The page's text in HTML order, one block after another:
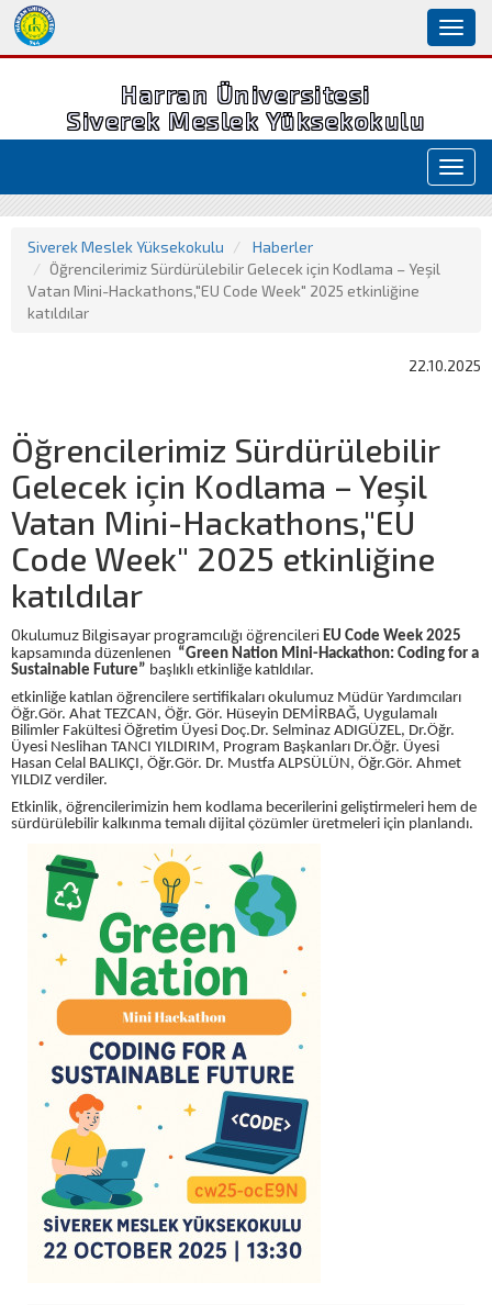
Harran Üniversitesi
Siverek Meslek Yüksekokulu
Siverek Meslek Yüksekokulu
Haberler
Öğrencilerimiz Sürdürülebilir Gelecek için Kodlama – Yeşil
Vatan Mini-Hackathons,"EU Code Week" 2025 etkinliğine
katıldılar
22.10.2025
Öğrencilerimiz Sürdürülebilir
Gelecek için Kodlama – Yeşil
Vatan Mini-Hackathons,"EU
Code Week" 2025 etkinliğine
katıldılar
Okulumuz Bilgisayar programcılığı öğrencileri EU Code Week 2025
kapsamında düzenlenen “Green Nation Mini-Hackathon: Coding for a
Sustainable Future” başlıklı etkinliğe katıldılar.
etkinliğe katılan öğrencilere sertifikaları okulumuz Müdür Yardımcıları
Öğr.Gör. Ahat TEZCAN, Öğr. Gör. Hüseyin DEMİRBAĞ, Uygulamalı
Bilimler Fakültesi Öğretim Üyesi Doç.Dr. Selminaz ADIGÜZEL, Dr.Öğr.
Üyesi Neslihan TANCI YILDIRIM, Program Başkanları Dr.Öğr. Üyesi
Hasan Celal BALIKÇI, Öğr.Gör. Dr. Mustfa ALPSÜLÜN, Öğr.Gör. Ahmet
YILDIZ verdiler.
Etkinlik, öğrencilerimizin hem kodlama becerilerini geliştirmeleri hem de
sürdürülebilir kalkınma temalı dijital çözümler üretmeleri için planlandı.